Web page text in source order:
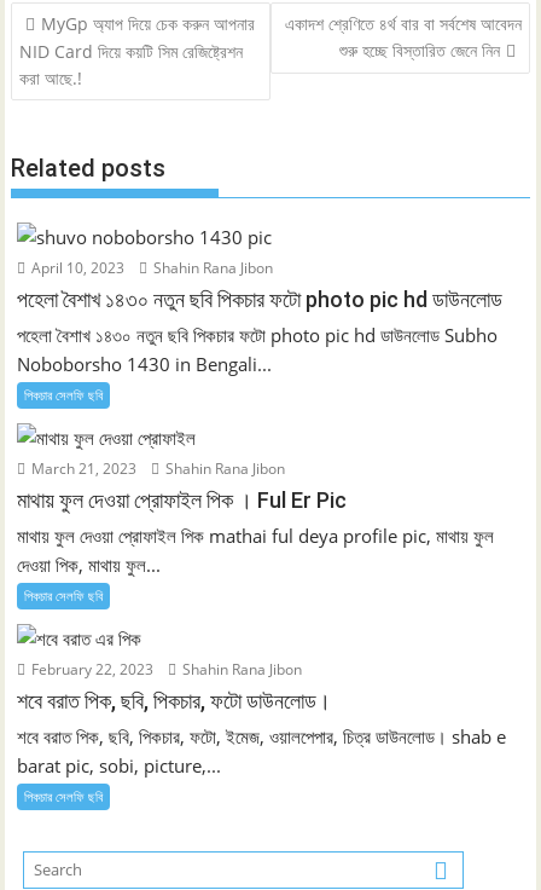
Post
navigation
MyGp অ্যাপ দিয়ে চেক করুন আপনার
NID Card দিয়ে কয়টি সিম রেজিষ্ট্রেশন
করা আছে.!
একাদশ শ্রেণিতে ৪র্থ বার বা সর্বশেষ আবেদন
শুরু হচ্ছে বিস্তারিত জেনে নিন
Related posts
April 10, 2023 Shahin Rana Jibon
পহেলা বৈশাখ ১৪৩০ নতুন ছবি পিকচার ফটো photo pic hd ডাউনলোড
পহেলা বৈশাখ ১৪৩০ নতুন ছবি পিকচার ফটো photo pic hd ডাউনলোড Subho
Noboborsho 1430 in Bengali...
পিকচার সেলফি ছবি
March 21, 2023 Shahin Rana Jibon
মাথায় ফুল দেওয়া প্রোফাইল পিক । Ful Er Pic
মাথায় ফুল দেওয়া প্রোফাইল পিক mathai ful deya profile pic, মাথায় ফুল
দেওয়া পিক, মাথায় ফুল...
পিকচার সেলফি ছবি
February 22, 2023 Shahin Rana Jibon
শবে বরাত পিক, ছবি, পিকচার, ফটো ডাউনলোড।
শবে বরাত পিক, ছবি, পিকচার, ফটো, ইমেজ, ওয়ালপেপার, চিত্র ডাউনলোড। shab e
barat pic, sobi, picture,...
পিকচার সেলফি ছবি